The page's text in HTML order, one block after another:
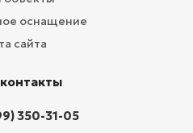
оснащение
сайта
350-31-05